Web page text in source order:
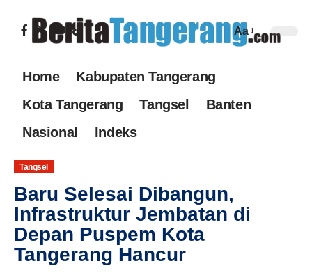
Aa
Home
Kabupaten Tangerang
Kota Tangerang
Tangsel
Banten
Nasional
Indeks
Tangsel
Baru Selesai Dibangun,
Infrastruktur Jembatan di
Depan Puspem Kota
Tangerang Hancur